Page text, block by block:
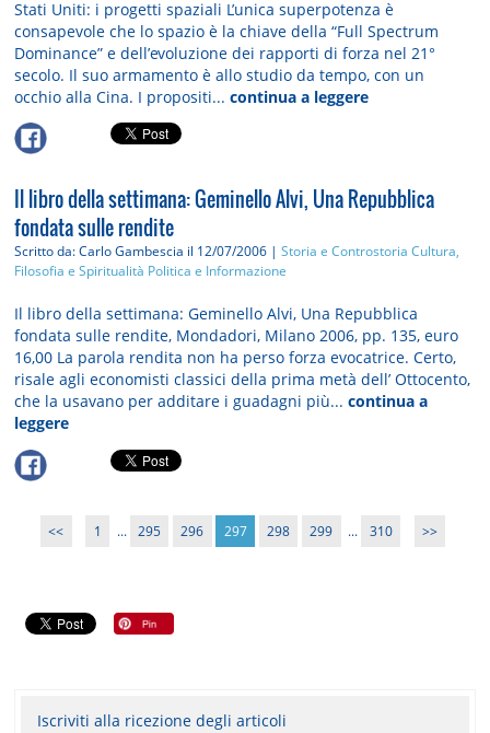
Stati Uniti: i progetti spaziali L’unica superpotenza è
consapevole che lo spazio è la chiave della “Full Spectrum
Dominance” e dell’evoluzione dei rapporti di forza nel 21°
secolo. Il suo armamento è allo studio da tempo, con un
occhio alla Cina. I propositi...continua a leggere
Il libro della settimana: Geminello Alvi, Una Repubblica
fondata sulle rendite
Scritto da: Carlo Gambescia il 12/07/2006 |Storia e Controstoria Cultura,
Filosofia e Spiritualità Politica e Informazione
Il libro della settimana: Geminello Alvi, Una Repubblica
fondata sulle rendite, Mondadori, Milano 2006, pp. 135, euro
16,00 La parola rendita non ha perso forza evocatrice. Certo,
risale agli economisti classici della prima metà dell’ Ottocento,
che la usavano per additare i guadagni più...continua a
leggere
<< 1 ... 295 296 297 298 299 ... 310 >>
Iscriviti alla ricezione degli articoli